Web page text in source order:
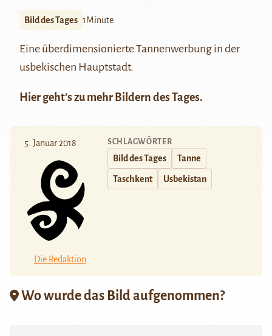
Bild des Tages 1Minute
Eine überdimensionierte Tannenwerbung in der
usbekischen Hauptstadt.
Hier geht’s zu mehr Bildern des Tages.
5. Januar 2018
Die Redaktion
SCHLAGWÖRTER
Bild des Tages Tanne
Taschkent Usbekistan
Wo wurde das Bild aufgenommen?